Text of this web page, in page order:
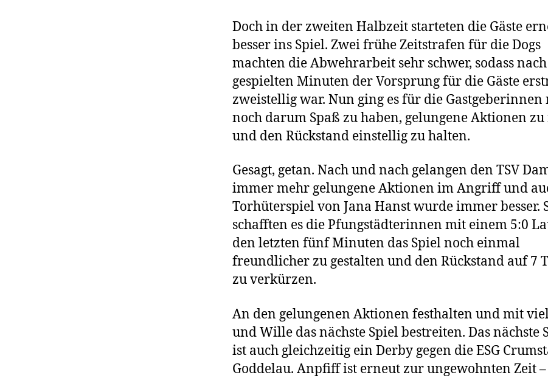
Doch in der zweiten Halbzeit starteten die Gäste
besser ins Spiel. Zwei frühe Zeitstrafen für die Dogs
machten die Abwehrarbeit sehr schwer, sodass
gespielten Minuten der Vorsprung für die Gäste
zweistellig war. Nun ging es für die Gastgeberinnen
noch darum Spaß zu haben, gelungene Aktionen
und den Rückstand einstellig zu halten.
Gesagt, getan. Nach und nach gelangen den TSV
immer mehr gelungene Aktionen im Angriff und
Torhüterspiel von Jana Hanst wurde immer besser.
schafften es die Pfungstädterinnen mit einem 5:0
den letzten fünf Minuten das Spiel noch einmal
freundlicher zu gestalten und den Rückstand auf 7
zu verkürzen.
An den gelungenen Aktionen festhalten und mit
und Wille das nächste Spiel bestreiten. Das nächste
ist auch gleichzeitig ein Derby gegen die ESG
Goddelau. Anpfiff ist erneut zur ungewohnten Zeit